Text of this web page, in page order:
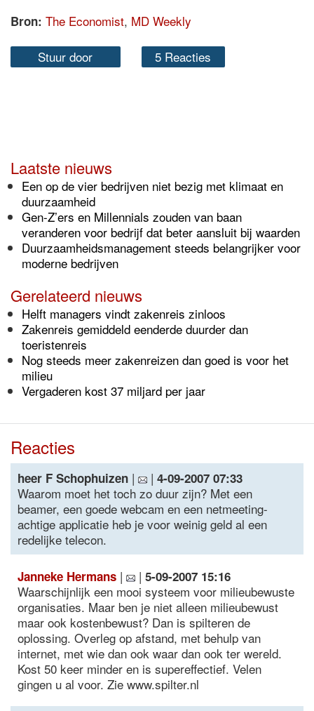
Bron: The Economist, MD Weekly
Stuur door 5 Reacties
Laatste nieuws
Een op de vier bedrijven niet bezig met klimaat en
duurzaamheid
Gen-Z’ers en Millennials zouden van baan
veranderen voor bedrijf dat beter aansluit bij waarden
Duurzaamheidsmanagement steeds belangrijker voor
moderne bedrijven
Gerelateerd nieuws
Helft managers vindt zakenreis zinloos
Zakenreis gemiddeld eenderde duurder dan
toeristenreis
Nog steeds meer zakenreizen dan goed is voor het
milieu
Vergaderen kost 37 miljard per jaar
Reacties
heer F Schophuizen | | 4-09-2007 07:33
Waarom moet het toch zo duur zijn? Met een
beamer, een goede webcam en een netmeeting-
achtige applicatie heb je voor weinig geld al een
redelijke telecon.
Janneke Hermans | | 5-09-2007 15:16
Waarschijnlijk een mooi systeem voor milieubewuste
organisaties. Maar ben je niet alleen milieubewust
maar ook kostenbewust? Dan is spilteren de
oplossing. Overleg op afstand, met behulp van
internet, met wie dan ook waar dan ook ter wereld.
Kost 50 keer minder en is supereffectief. Velen
gingen u al voor. Zie www.spilter.nl